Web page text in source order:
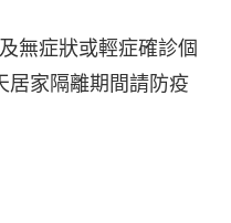
無症狀或輕症確診個
居家隔離期間請防疫